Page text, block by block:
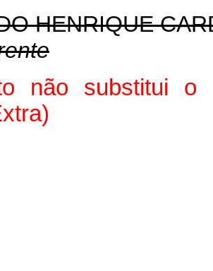
HENRIQUE
não substitui o